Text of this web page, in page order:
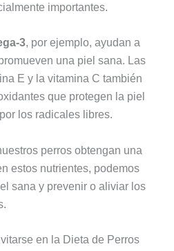
importantes.
3, por ejemplo, ayudan a
una piel sana. Las
E y la vitamina C también
que protegen la piel
los radicales libres.
perros obtengan una
estos nutrientes, podemos
sana y prevenir o aliviar los
en la Dieta de Perros